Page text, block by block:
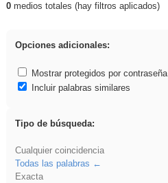
Resultados de: griega
0medios totales (hay filtros aplicados)
Opciones adicionales:
Mostrar protegidos por contraseña
Incluir palabras similares
Tipo de búsqueda:
Cualquier coincidencia
Todas las palabras
Exacta